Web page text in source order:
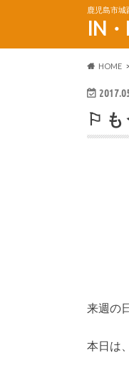
鹿児島市城
IN・
HOME
⚐ も
来週の
本日は